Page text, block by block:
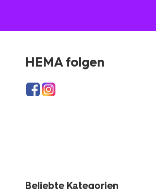
HEMA folgen
Beliebte Kategorien